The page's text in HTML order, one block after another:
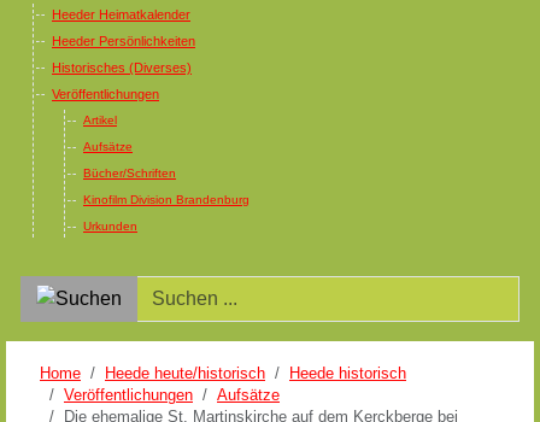
Heeder Heimatkalender
Heeder Persönlichkeiten
Historisches (Diverses)
Veröffentlichungen
Artikel
Aufsätze
Bücher/Schriften
Kinofilm Division Brandenburg
Urkunden
Home Heede heute/historisch
Heede historisch
Veröffentlichungen
Aufsätze
Die ehemalige St. Martinskirche auf dem Kerckberge bei